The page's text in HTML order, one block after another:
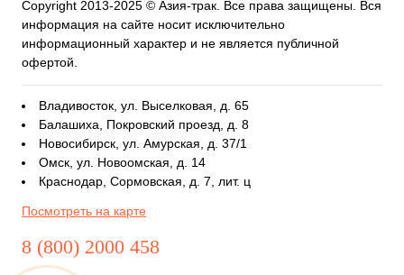
Copyright 2013-2025 © Азия-трак. Все права защищены. Вся
информация на сайте носит исключительно
информационный характер и не является публичной
офертой.
Владивосток, ул. Выселковая, д. 65
Балашиха, Покровский проезд, д. 8
Новосибирск, ул. Амурская, д. 37/1
Омск, ул. Новоомская, д. 14
Краснодар, Сормовская, д. 7, лит. ц
Посмотреть на карте
8 (800) 2000 458